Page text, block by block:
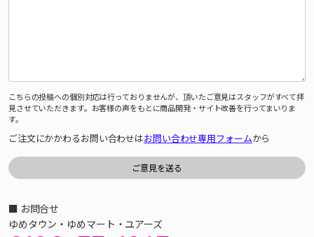
こちらの投稿への個別対応は行っておりませんが、頂いたご意見はスタッフがすべて拝
見させていただきます。お客様の声をもとに商品開発・サイト改善を行ってまいりま
す。
ご注文にかかわるお問い合わせはお問い合わせ専用フォームから
■ お問合せ
ゆめタウン・ゆめマート・ユアーズ